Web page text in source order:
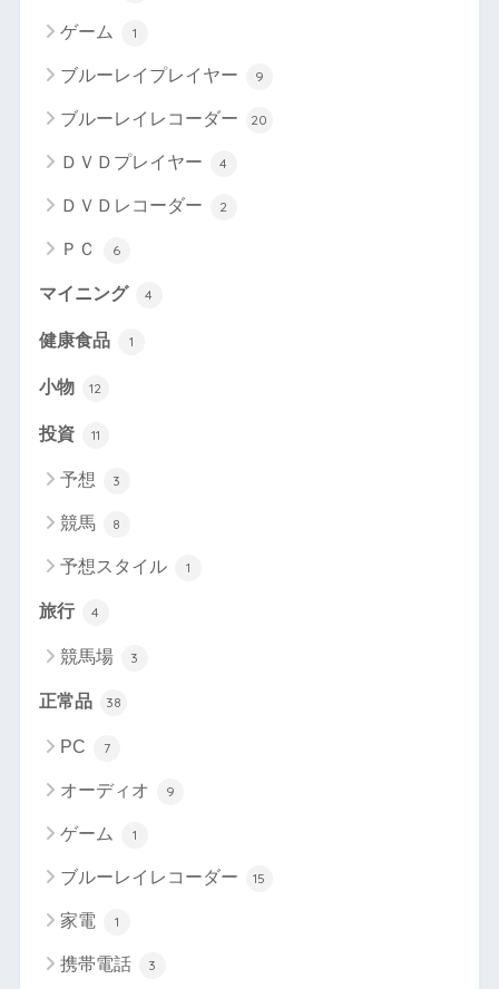
ゲーム 1
ブルーレイプレイヤー 9
ブルーレイレコーダー 20
ＤＶＤプレイヤー 4
ＤＶＤレコーダー 2
ＰＣ 6
マイニング 4
健康食品 1
小物 12
投資 11
予想 3
競馬 8
予想スタイル 1
旅行 4
競馬場 3
正常品 38
PC 7
オーディオ 9
ゲーム 1
ブルーレイレコーダー 15
家電 1
携帯電話 3